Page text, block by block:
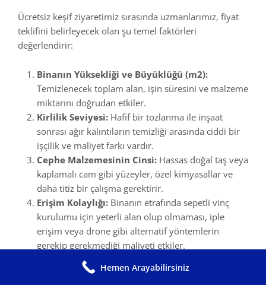
Ücretsiz keşif ziyaretimiz sırasında uzmanlarımız, fiyat
teklifini belirleyecek olan şu temel faktörleri
değerlendirir:
Binanın Yüksekliği ve Büyüklüğü (m2):
Temizlenecek toplam alan, işin süresini ve malzeme
miktarını doğrudan etkiler.
Kirlilik Seviyesi: Hafif bir tozlanma ile inşaat
sonrası ağır kalıntıların temizliği arasında ciddi bir
işçilik ve maliyet farkı vardır.
Cephe Malzemesinin Cinsi: Hassas doğal taş veya
kaplamalı cam gibi yüzeyler, özel kimyasallar ve
daha titiz bir çalışma gerektirir.
Erişim Kolaylığı: Binanın etrafında sepetli vinç
kurulumu için yeterli alan olup olmaması, iple
erişim veya drone gibi alternatif yöntemlerin
gerekip gerekmediği maliyeti etkiler.
Seçilen Temizlik Yöntemi:
dağcı, drone) kendine özgü bir ekipman ve
Hemen Arayabilirsiniz